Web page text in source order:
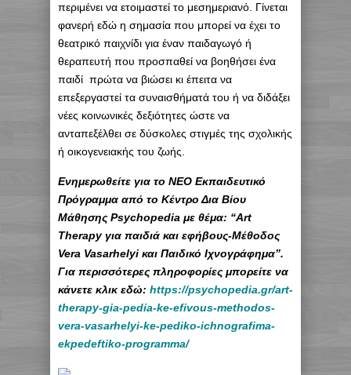
περιμένει να ετοιμαστεί το μεσημεριανό. Γίνεται
φανερή εδώ η σημασία που μπορεί να έχει το
θεατρικό παιχνίδι για έναν παιδαγωγό ή
θεραπευτή που προσπαθεί να βοηθήσει ένα
παιδί πρώτα να βιώσει κι έπειτα να
επεξεργαστεί τα συναισθήματά του ή να διδάξει
νέες κοινωνικές δεξιότητες ώστε να
ανταπεξέλθει σε δύσκολες στιγμές της σχολικής
ή οικογενειακής του ζωής.
Ενημερωθείτε για το ΝΕΟ Εκπαιδευτικό
Πρόγραμμα από το Κέντρο Δια Βίου
Μάθησης Psychopedia με θέμα: “Art
Therapy για παιδιά και εφήβους-Μέθοδος
Vera Vasarhelyi και Παιδικό Ιχνογράφημα”.
Για περισσότερες πληροφορίες μπορείτε να
κάνετε κλικ εδώ: https://psychopedia.gr/art-
therapy-gia-pedia-ke-efivous-methodos-
vera-vasarhelyi-ke-pediko-ichnografima-
ekpedeftiko-programma/